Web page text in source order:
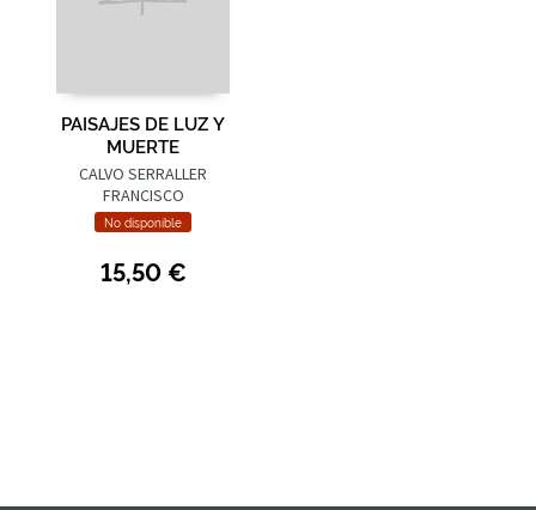
PAISAJES DE LUZ Y
MUERTE
CALVO SERRALLER
FRANCISCO
No disponible
15,50 €